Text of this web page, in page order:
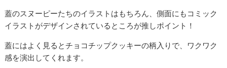
蓋のスヌーピーたちのイラストはもちろん、側面にもコミック
イラストがデザインされているところが推しポイント！
蓋にはよく見るとチョコチップクッキーの柄入りで、ワクワク
感を演出してくれます。